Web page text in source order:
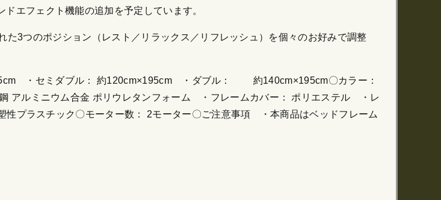
エフェクト機能の追加を予定しています。
た3つのポジション（レスト／リラックス／リフレッシュ）を個々のお好みで調整
・セミダブル： 約120cm×195cm ・ダブル： 約140cm×195cm〇カラー：
アルミニウム合金 ポリウレタンフォーム ・フレームカバー： ポリエステル ・レ
プラスチック〇モーター数： 2モーター〇ご注意事項 ・本商品はベッドフレーム